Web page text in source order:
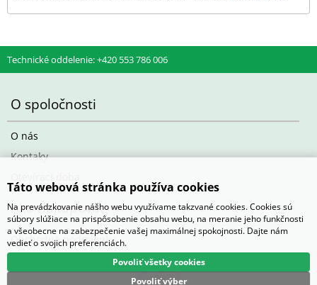
Technické oddelenie: +420 553 786 006
O spoločnosti
O nás
Kontaky
Ako nakupovať
Obchodné podmienky
Táto webová stránka používa cookies
Na prevádzkovanie nášho webu využívame takzvané cookies. Cookies sú
súbory slúžiace na prispôsobenie obsahu webu, na meranie jeho funkčnosti
a všeobecne na zabezpečenie vašej maximálnej spokojnosti. Dajte nám
vedieť o svojich preferenciách.
Povoliť výber
Povoliť všetky cookies